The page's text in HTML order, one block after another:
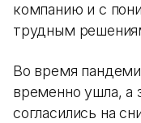
компанию и с
трудным
Во время
временно ушла, а
согласились на